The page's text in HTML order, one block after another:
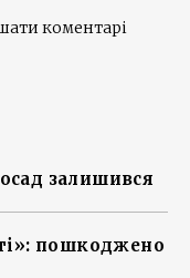
коментарі
залишився
пошкоджено